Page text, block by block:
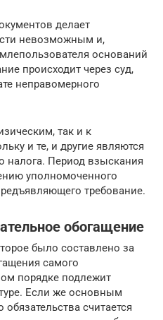
делает
невозможным и,
оснований
происходит через суд,
неправомерного
так и к
и те, и другие являются
налога. Период взыскания
уполномоченного
требование.
обогащение
было составлено за
самого
порядке подлежит
Если же основным
считается